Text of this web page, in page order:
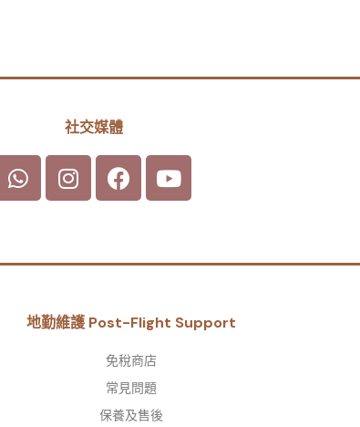
社交媒體
地勤維護 Post-Flight Support
免稅商店
常見問題
保養及售後